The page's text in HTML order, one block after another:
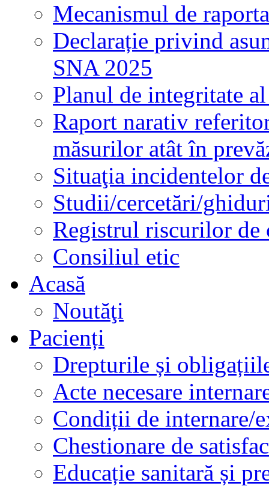
Mecanismul de
Declarație privind
SNA 2025
Planul de integritate
Raport narativ
măsurilor atât în
Situaţia incidentelor
Studii/cercetări/
Registrul riscurilor de
Consiliul etic
Acasă
Noutăţi
Pacienți
Drepturile și
Acte necesare
Condiții de internare/
Chestionare de
Educație sanitară și